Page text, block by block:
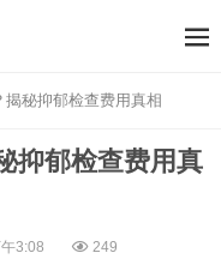
揭秘抑郁检查费用真相
抑郁检查费用真
3:08 249